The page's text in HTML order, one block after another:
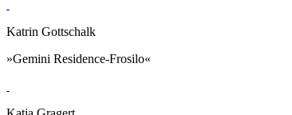
Katrin Gottschalk
»Gemini Residence-Frosilo«